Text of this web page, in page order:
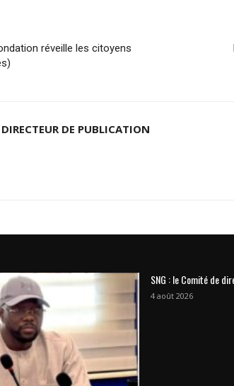
réveille les citoyens
DIRECTEUR DE PUBLICATION
SNG : le Comité de
4 août 2026